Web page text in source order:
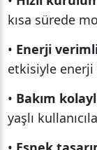
kısa sürede
• Enerji
etkisiyle
• Bakım
yaşlı